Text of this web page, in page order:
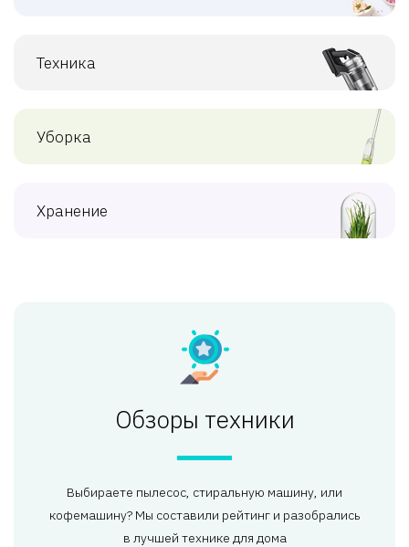
Техника
Уборка
Хранение
Обзоры техники
Выбираете пылесос, стиральную машину, или
кофемашину? Мы составили рейтинг и разобрались
в лучшей технике для дома